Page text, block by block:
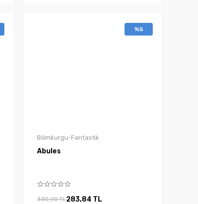
%5
Bilimkurgu-Fantastik
Abules
330,00 TL283,84 TL